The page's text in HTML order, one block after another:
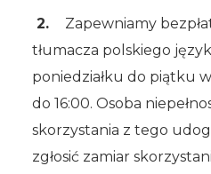
2.
Zapewniamy
tłumacza polskiego
poniedziałku do piątku
do 16:00. Osoba
skorzystania z tego
zgłosić zamiar